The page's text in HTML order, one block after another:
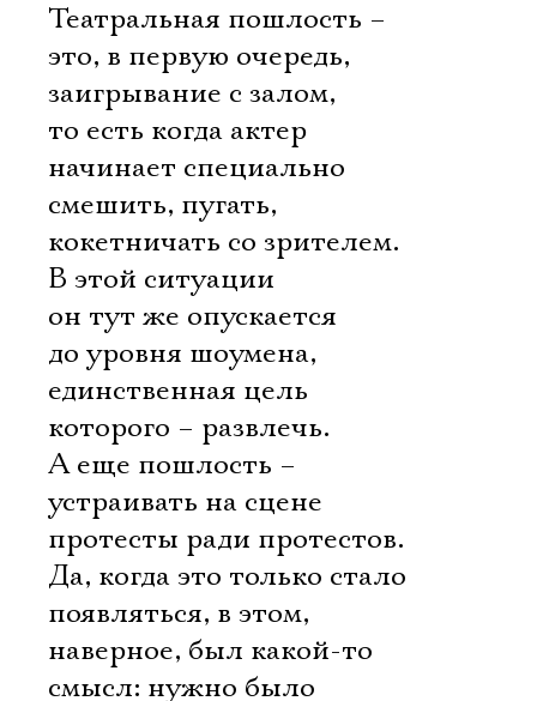
Театральная пошлость –
это, в первую очередь,
заигрывание с залом,
то есть когда актер
начинает специально
смешить, пугать,
кокетничать со зрителем.
В этой ситуации
он тут же опускается
до уровня шоумена,
единственная цель
которого – развлечь.
А еще пошлость –
устраивать на сцене
протесты ради протестов.
Да, когда это только стало
появляться, в этом,
наверное, был какой-то
смысл: нужно было